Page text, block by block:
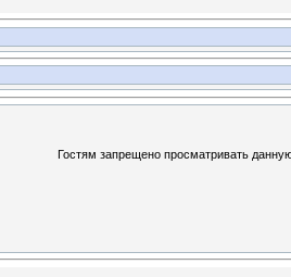
Гостям запрещено просматривать